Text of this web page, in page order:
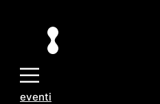
contenuto
eventi